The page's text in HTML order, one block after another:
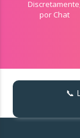
por Chat
📞